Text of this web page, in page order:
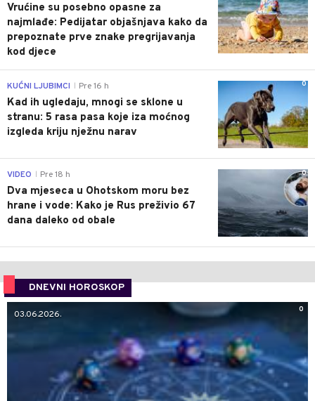
Vrućine su posebno opasne za
najmlađe: Pedijatar objašnjava kako da
prepoznate prve znake pregrijavanja
kod djece
0
KUĆNI LJUBIMCI Pre 16 h
Kad ih ugledaju, mnogi se sklone u
stranu: 5 rasa pasa koje iza moćnog
izgleda kriju nježnu narav
0
VIDEO Pre 18 h
Dva mjeseca u Ohotskom moru bez
hrane i vode: Kako je Rus preživio 67
dana daleko od obale
DNEVNI HOROSKOP
0
03.06.2026.